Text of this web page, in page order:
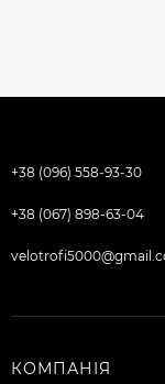
+38 (096) 558-93-30
+38 (067) 898-63-04
КОМПАНІЯ